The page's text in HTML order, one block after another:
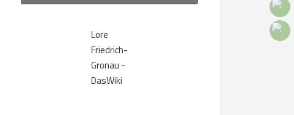
Lore
Friedrich-
Gronau -
DasWiki